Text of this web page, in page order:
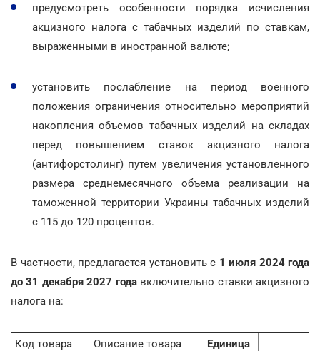
предусмотреть особенности порядка исчисления
акцизного налога с табачных изделий по ставкам,
выраженными в иностранной валюте;
установить послабление на период военного
положения ограничения относительно мероприятий
накопления объемов табачных изделий на складах
перед повышением ставок акцизного налога
(антифорстолинг) путем увеличения установленного
размера среднемесячного объема реализации на
таможенной территории Украины табачных изделий
с 115 до 120 процентов.
В частности, предлагается установить с 1 июля 2024 года
до 31 декабря 2027 годавключительно ставки акцизного
налога на:
Код товара
Описание товара
Единица